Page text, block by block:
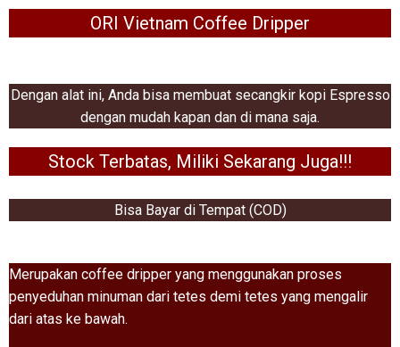
ORI Vietnam Coffee Dripper
Dengan alat ini, Anda bisa membuat secangkir kopi Espresso
dengan mudah kapan dan di mana saja.
Stock Terbatas, Miliki Sekarang Juga!!!
Bisa Bayar di Tempat (COD)
Merupakan coffee dripper yang menggunakan proses
penyeduhan minuman dari tetes demi tetes yang mengalir
dari atas ke bawah.